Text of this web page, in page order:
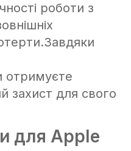
роботи з
отримуєте
захист для свого
для Apple